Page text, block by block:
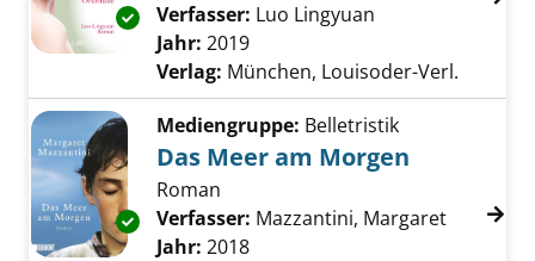
Exemplar-Details von Die chinesische
Verfasser: Luo Lingyuan
Jahr: 2019
Verlag: München, Louisoder-Verl.
Exemplar-Details von Das Meer am Morgen
Mediengruppe: Belletristik
Das Meer am Morgen
Roman
Verfasser: Mazzantini, Margaret Suche
Jahr: 2018